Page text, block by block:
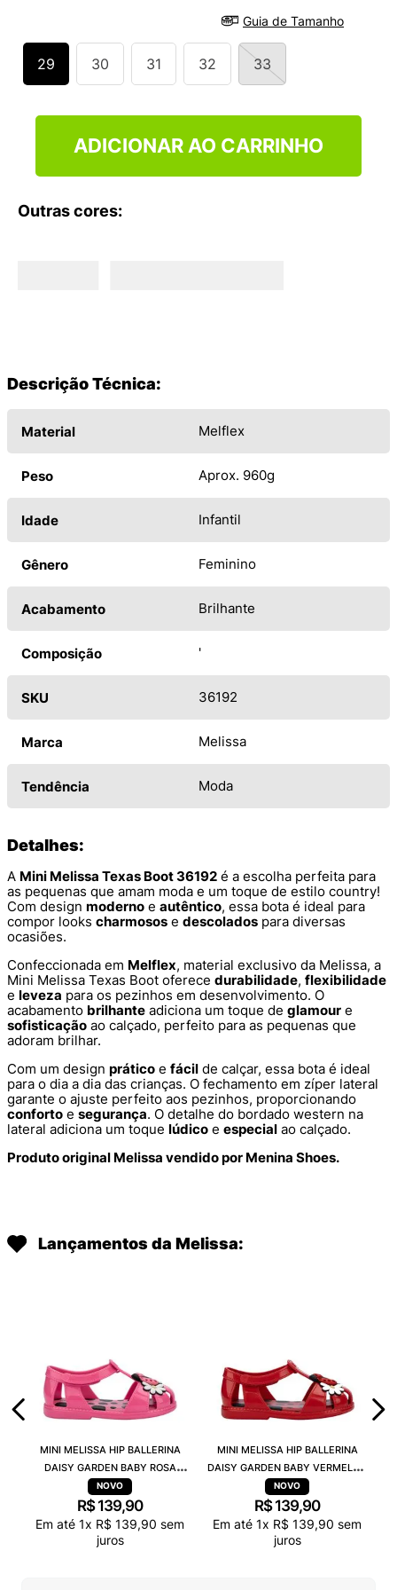
Guia de Tamanho
29 30 31 32 33
ADICIONAR AO CARRINHO
Outras cores:
Descrição Técnica:
Material Melflex
Peso Aprox. 960g
Idade Infantil
Gênero Feminino
Acabamento Brilhante
Composição '
SKU 36192
Marca Melissa
Tendência Moda
Detalhes:
A Mini Melissa Texas Boot 36192 é a escolha perfeita para
as pequenas que amam moda e um toque de estilo country!
Com design moderno e autêntico, essa bota é ideal para
compor looks charmosos e descolados para diversas
ocasiões.
Confeccionada em Melflex, material exclusivo da Melissa, a
Mini Melissa Texas Boot oferece durabilidade, flexibilidade
e leveza para os pezinhos em desenvolvimento. O
acabamento brilhante adiciona um toque de glamour e
sofisticação ao calçado, perfeito para as pequenas que
adoram brilhar.
Com um design prático e fácil de calçar, essa bota é ideal
para o dia a dia das crianças. O fechamento em zíper lateral
garante o ajuste perfeito aos pezinhos, proporcionando
conforto e segurança. O detalhe do bordado western na
lateral adiciona um toque lúdico e especial ao calçado.
Produto original Melissa vendido por Menina Shoes.
Lançamentos da Melissa:
MINI MELISSA HIP BALLERINA
DAISY GARDEN BABY ROSA
PRETO 38115
R$ 139,90
Em até 1x R$ 139,90 sem
juros
MINI MELISSA HIP BALLERINA
DAISY GARDEN BABY VERMELHO
PRETO 38115
R$ 139,90
Em até 1x R$ 139,90 sem
juros
10º NEW 530